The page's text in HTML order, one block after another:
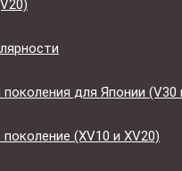
для Японии (V30
(XV10 и XV20)